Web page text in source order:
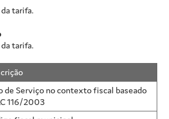
tarifa.
tarifa.
de Serviço no contexto fiscal baseado
116/2003